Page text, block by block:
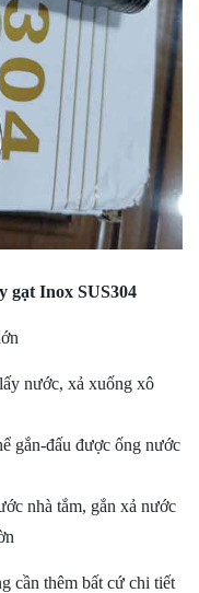
gạt Inox SUS304
nước, xả xuống xô
gắn-đấu được ống nước
nhà tắm, gắn xả nước
cần thêm bất cứ chi tiết